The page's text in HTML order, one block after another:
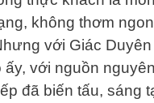
không thơm
với Giác
ấy, với nguồn
đã biến tấu, sáng